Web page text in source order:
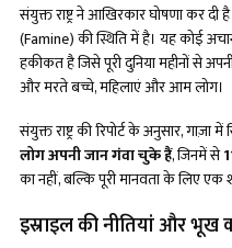
संयुक्त राष्ट्र ने आखिरकार घोषणा कर
(Famine) की स्थिति में है। यह कोई
हकीकत है जिसे पूरी दुनिया महीनों से
और मरते बच्चे, महिलाएं और आम लोग।
संयुक्त राष्ट्र की रिपोर्ट के अनुसार,
लोग अपनी जान गंवा चुके हैं, जिनमें से
का नहीं, बल्कि पूरी मानवता के लिए एक
इस्राइल की नीतियां और भूख